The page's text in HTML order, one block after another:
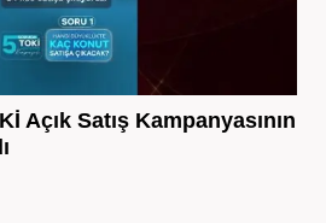
Açık Satış Kampanyasının